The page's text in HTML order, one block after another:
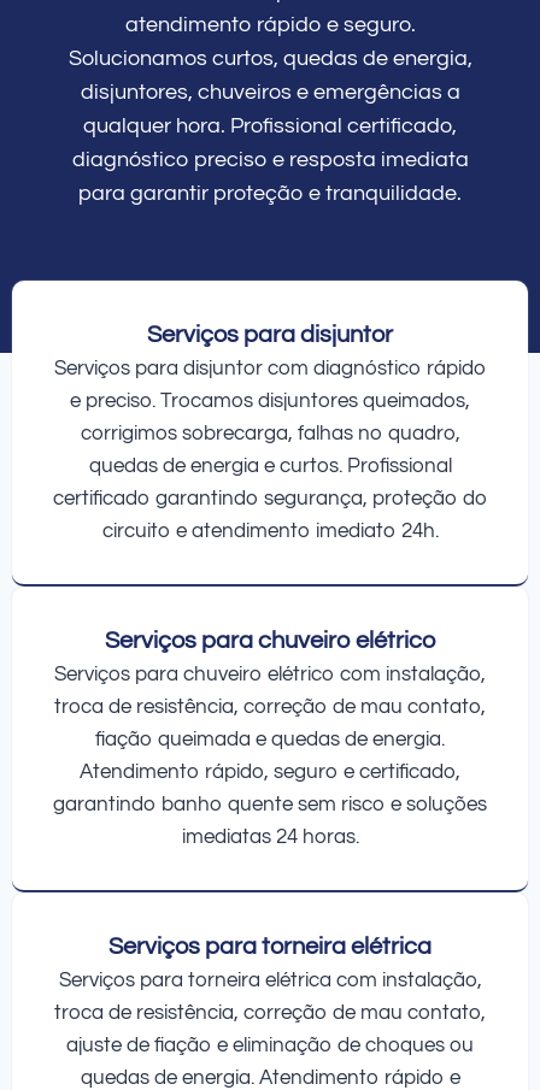
atendimento rápido e seguro.
Solucionamos curtos, quedas de energia,
disjuntores, chuveiros e emergências a
qualquer hora. Profissional certificado,
diagnóstico preciso e resposta imediata
para garantir proteção e tranquilidade.
Serviços para disjuntor
Serviços para disjuntor com diagnóstico rápido
e preciso. Trocamos disjuntores queimados,
corrigimos sobrecarga, falhas no quadro,
quedas de energia e curtos. Profissional
certificado garantindo segurança, proteção do
circuito e atendimento imediato 24h.
Serviços para chuveiro elétrico
Serviços para chuveiro elétrico com instalação,
troca de resistência, correção de mau contato,
fiação queimada e quedas de energia.
Atendimento rápido, seguro e certificado,
garantindo banho quente sem risco e soluções
imediatas 24 horas.
Serviços para torneira elétrica
Serviços para torneira elétrica com instalação,
troca de resistência, correção de mau contato,
ajuste de fiação e eliminação de choques ou
quedas de energia. Atendimento rápido e